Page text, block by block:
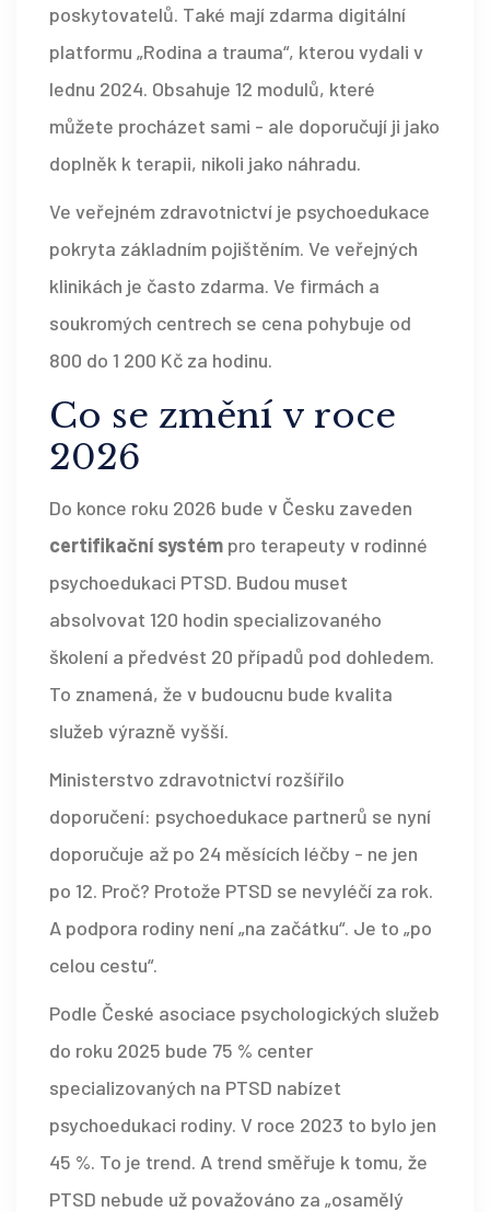
poskytovatelů. Také mají zdarma digitální
platformu „Rodina a trauma“, kterou vydali v
lednu 2024. Obsahuje 12 modulů, které
můžete procházet sami - ale doporučují ji jako
doplněk k terapii, nikoli jako náhradu.
Ve veřejném zdravotnictví je psychoedukace
pokryta základním pojištěním. Ve veřejných
klinikách je často zdarma. Ve firmách a
soukromých centrech se cena pohybuje od
800 do 1 200 Kč za hodinu.
Co se změní v roce
2026
Do konce roku 2026 bude v Česku zaveden
certifikační systém pro terapeuty v rodinné
psychoedukaci PTSD. Budou muset
absolvovat 120 hodin specializovaného
školení a předvést 20 případů pod dohledem.
To znamená, že v budoucnu bude kvalita
služeb výrazně vyšší.
Ministerstvo zdravotnictví rozšířilo
doporučení: psychoedukace partnerů se nyní
doporučuje až po 24 měsících léčby - ne jen
po 12. Proč? Protože PTSD se nevyléčí za rok.
A podpora rodiny není „na začátku“. Je to „po
celou cestu“.
Podle České asociace psychologických služeb
do roku 2025 bude 75 % center
specializovaných na PTSD nabízet
psychoedukaci rodiny. V roce 2023 to bylo jen
45 %. To je trend. A trend směřuje k tomu, že
PTSD nebude už považováno za „osamělý